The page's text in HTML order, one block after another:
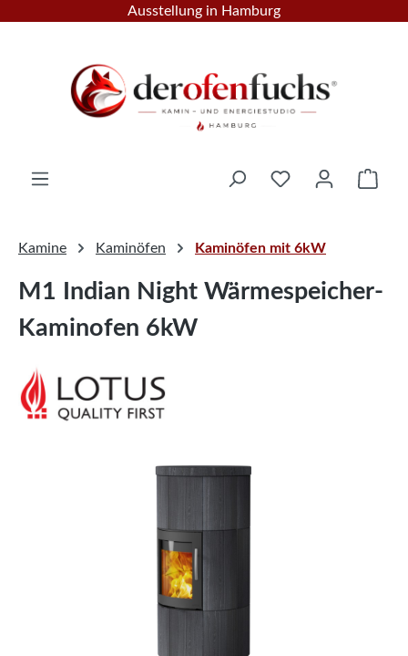
Zum Hauptinhalt springen
Ausstellung in Hamburg
Kamine Kaminöfen Kaminöfen mit 6kW
M1 Indian Night Wärmespeicher-
Kaminofen 6kW
Bildergalerie überspringen